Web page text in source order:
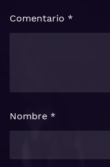
Comentario *
Nombre *